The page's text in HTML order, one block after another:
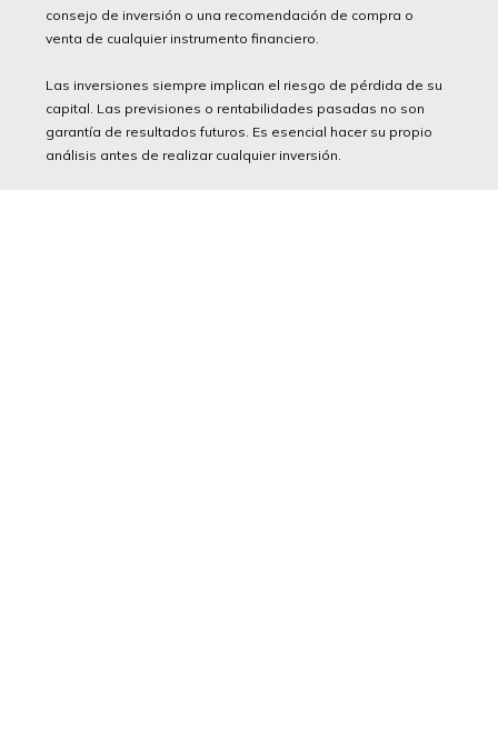
consejo de inversión o una recomendación de compra o
venta de cualquier instrumento financiero.
Las inversiones siempre implican el riesgo de pérdida de su
capital. Las previsiones o rentabilidades pasadas no son
garantía de resultados futuros. Es esencial hacer su propio
análisis antes de realizar cualquier inversión.